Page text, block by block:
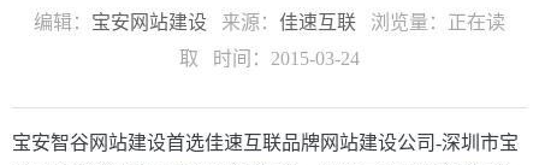
编辑： 宝安网站建设 来源： 佳速互联 浏览量： 正在读
取 时间：2015-03-24
宝安智谷网站建设首选佳速互联品牌网站建设公司-深圳市宝